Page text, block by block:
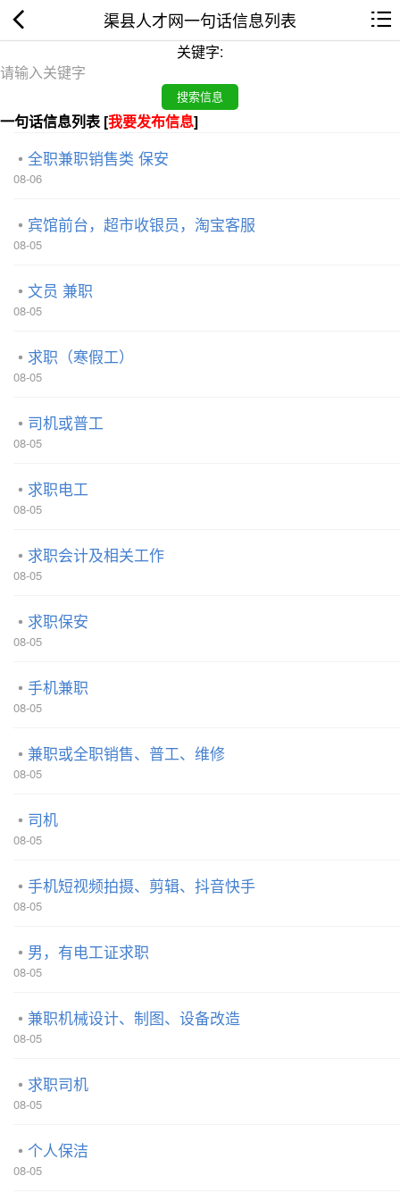
渠县人才网一句话信息列表
关键字:
一句话信息列表 [我要发布信息]
全职兼职销售类 保安
08-06
宾馆前台，超市收银员，淘宝客服
08-05
文员 兼职
08-05
求职（寒假工）
08-05
司机或普工
08-05
求职电工
08-05
求职会计及相关工作
08-05
求职保安
08-05
手机兼职
08-05
兼职或全职销售、普工、维修
08-05
司机
08-05
手机短视频拍摄、剪辑、抖音快手
08-05
男，有电工证求职
08-05
兼职机械设计、制图、设备改造
08-05
求职司机
08-05
个人保洁
08-05